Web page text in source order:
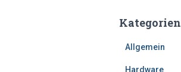
Kategorien
Allgemein
Hardware